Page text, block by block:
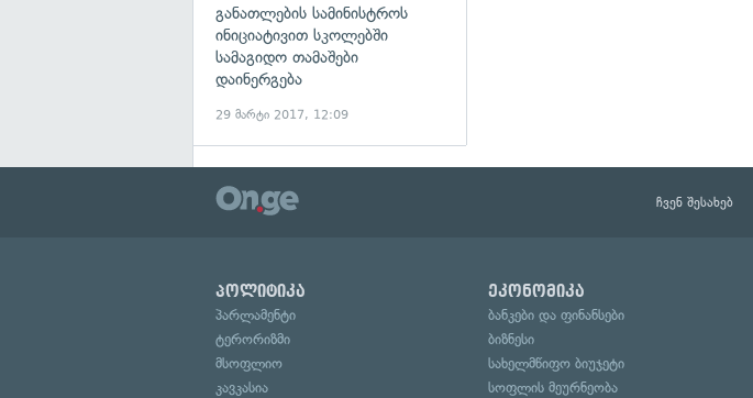
განათლების სამინისტროს
ინიციატივით სკოლებში
სამაგიდო თამაშები
დაინერგება
29 მარტი 2017, 12:09
ჩვენ შესახებ
პოლიტიკა
პარლამენტი
ტერორიზმი
მსოფლიო
კავკასია
ეკონომიკა
ბანკები და ფინანსები
ბიზნესი
სახელმწიფო ბიუჯეტი
სოფლის მეურნეობა